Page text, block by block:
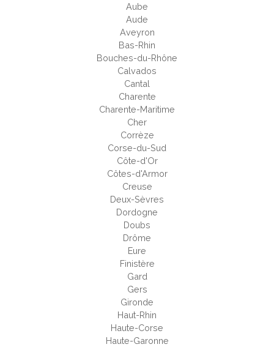
Aube
Aude
Aveyron
Bas-Rhin
Bouches-du-Rhône
Calvados
Cantal
Charente
Charente-Maritime
Cher
Corrèze
Corse-du-Sud
Côte-d'Or
Côtes-d'Armor
Creuse
Deux-Sèvres
Dordogne
Doubs
Drôme
Eure
Finistère
Gard
Gers
Gironde
Haut-Rhin
Haute-Corse
Haute-Garonne